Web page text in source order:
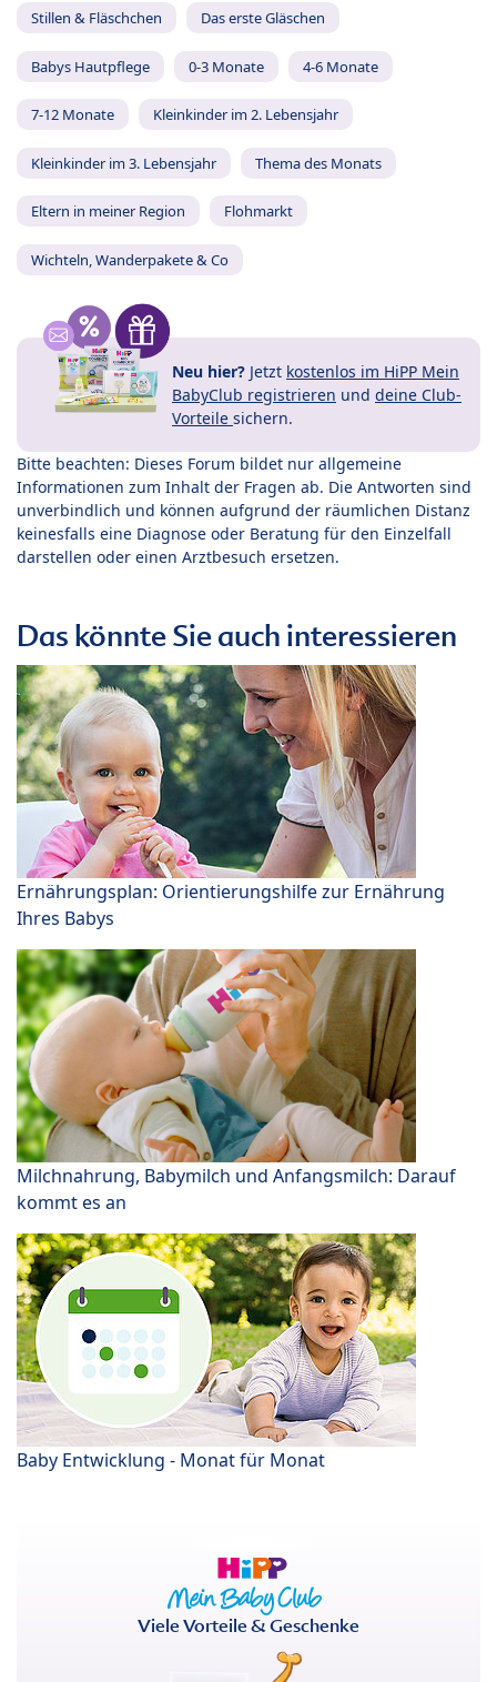
Stillen & Fläschchen Das erste Gläschen
Babys Hautpflege 0-3 Monate 4-6 Monate
7-12 Monate Kleinkinder im 2. Lebensjahr
Kleinkinder im 3. Lebensjahr Thema des Monats
Eltern in meiner Region Flohmarkt
Wichteln, Wanderpakete & Co
Neu hier? Jetzt kostenlos im HiPP Mein
BabyClub registrieren und deine Club-
Vorteile sichern.
Bitte beachten: Dieses Forum bildet nur allgemeine
Informationen zum Inhalt der Fragen ab. Die Antworten sind
unverbindlich und können aufgrund der räumlichen Distanz
keinesfalls eine Diagnose oder Beratung für den Einzelfall
darstellen oder einen Arztbesuch ersetzen.
Das könnte Sie auch interessieren
Ernährungsplan: Orientierungshilfe zur Ernährung
Ihres Babys
Milchnahrung, Babymilch und Anfangsmilch: Darauf
kommt es an
Baby Entwicklung - Monat für Monat
Viele Vorteile & Geschenke